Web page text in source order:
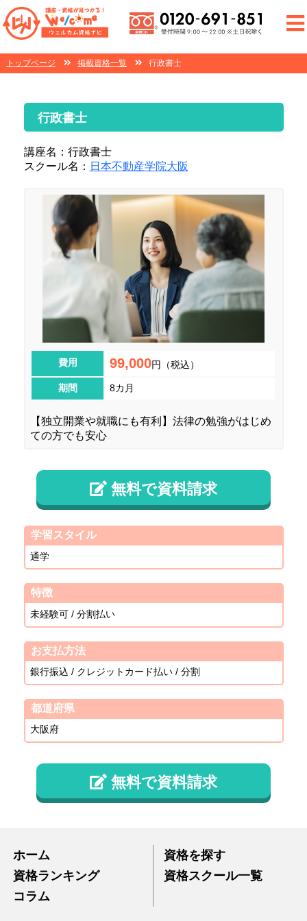
トップページ 掲載資格一覧 行政書士
行政書士
講座名：行政書士
スクール名： 日本不動産学院大阪
費用 99,000円（税込）
期間 8カ月
【独立開業や就職にも有利】法律の勉強がはじめ
ての方でも安心
無料で資料請求
学習スタイル
通学
特徴
未経験可 / 分割払い
お支払方法
銀行振込 / クレジットカード払い / 分割
都道府県
大阪府
無料で資料請求
ホーム
資格を探す
資格ランキング
資格スクール一覧
コラム